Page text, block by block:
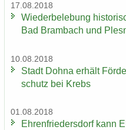
17.08.2018
Wie­der­be­le­bung
Bad Brambach und
10.08.2018
Stadt Dohna er­hält
schutz bei Krebs
01.08.2018
Eh­ren­frie­ders­dorf kann